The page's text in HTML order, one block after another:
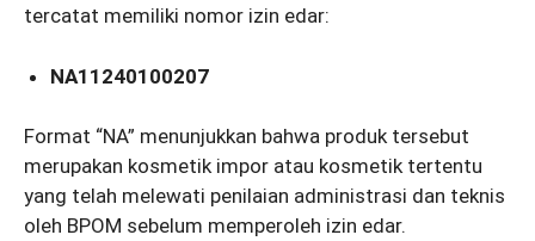
tercatat memiliki nomor izin edar:
NA11240100207
Format “NA” menunjukkan bahwa produk tersebut
merupakan kosmetik impor atau kosmetik tertentu
yang telah melewati penilaian administrasi dan teknis
oleh BPOM sebelum memperoleh izin edar.